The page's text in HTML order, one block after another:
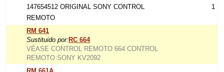
147654512 ORIGINAL SONY CONTROL
REMOTO
1
RM 641
Sustituido por: RC 664
VÉASE CONTROL REMOTO 664 CONTROL
REMOTO SONY KV2092